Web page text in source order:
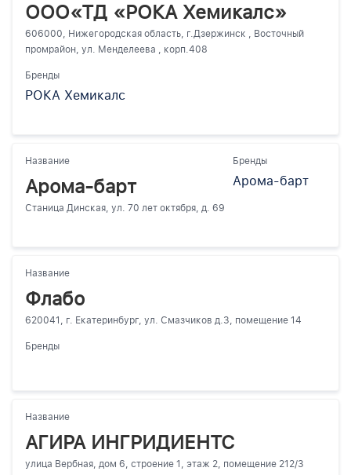
ООО«ТД «РОКА Хемикалс»
606000, Нижегородская область, г.Дзержинск , Восточный
промрайон, ул. Менделеева , корп.408
Бренды
РОКА Хемикалс
Название
Арома-барт
Станица Динская, ул. 70 лет октября, д. 69
Бренды
Арома-барт
Название
Флабо
620041, г. Екатеринбург, ул. Смазчиков д.3, помещение 14
Бренды
Название
АГИРА ИНГРИДИЕНТС
улица Вербная, дом 6, строение 1, этаж 2, помещение 212/3